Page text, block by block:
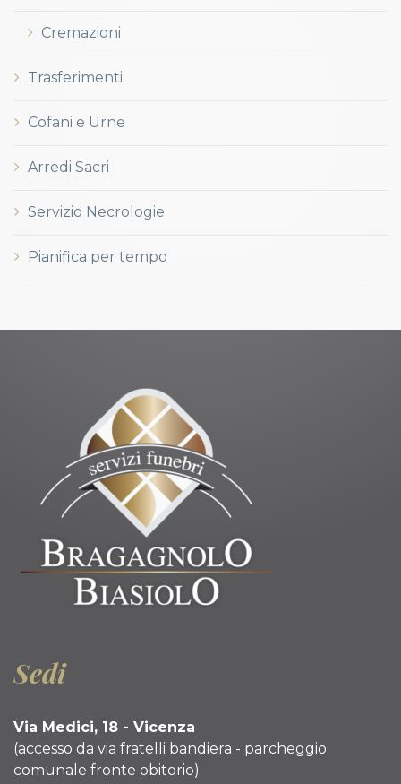
Cremazioni
Trasferimenti
Cofani e Urne
Arredi Sacri
Servizio Necrologie
Pianifica per tempo
Sedi
Via Medici, 18 - Vicenza
(accesso da via fratelli bandiera - parcheggio
comunale fronte obitorio)